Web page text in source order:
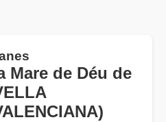
Mare de Déu de